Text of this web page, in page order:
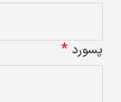
پسورد *